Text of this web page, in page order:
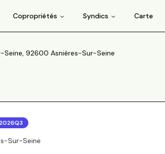
Copropriétés Syndics Carte
Seine, 92600 Asnières-Sur-Seine
2026Q3
Sur-Seine